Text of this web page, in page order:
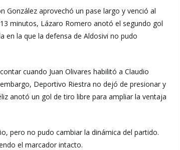
González aprovechó un pase largo y venció al
minutos, Lázaro Romero anotó el segundo gol
en la que la defensa de Aldosivi no pudo
cuando Juan Olivares habilitó a Claudio
Deportivo Riestra no dejó de presionar y
anotó un gol de tiro libre para ampliar la ventaja
pero no pudo cambiar la dinámica del partido.
el marcador intacto.